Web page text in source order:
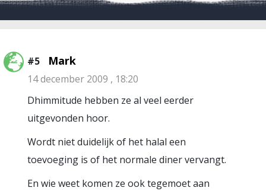
#5 Mark
14 december 2009 , 18:20
Dhimmitude hebben ze al veel eerder
uitgevonden hoor.
Wordt niet duidelijk of het halal een
toevoeging is of het normale diner vervangt.
En wie weet komen ze ook tegemoet aan